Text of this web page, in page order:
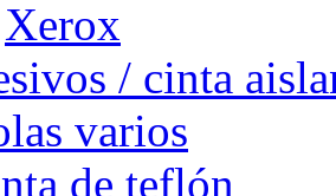
Xerox
/ cinta
varios
de teflón